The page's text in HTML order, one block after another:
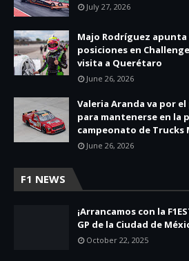
July 27, 2026
Majo Rodríguez
posiciones en
visita a Querétaro
June 26, 2026
Valeria Aranda va por
para mantenerse en la
campeonato de Trucks
June 26, 2026
F1 NEWS
¡Arrancamos con la
GP de la Ciudad de
October 22, 2025